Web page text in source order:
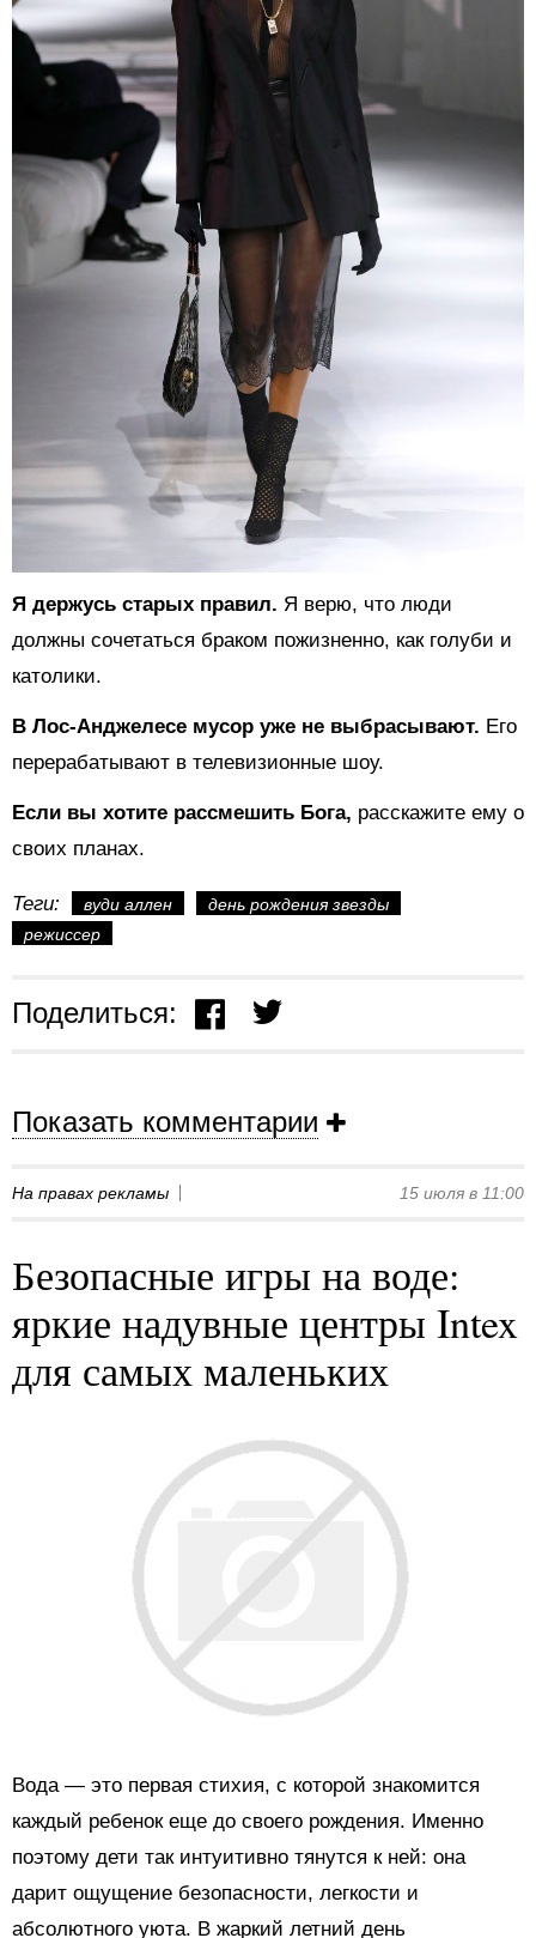
Я держусь старых правил. Я верю, что люди
должны сочетаться браком пожизненно, как голуби и
католики.
В Лос-Анджелесе мусор уже не выбрасывают. Его
перерабатывают в телевизионные шоу.
Если вы хотите рассмешить Бога, расскажите ему о
своих планах.
Теги: вуди аллен
день рождения звезды
режиссер
Поделиться:
Показать комментарии
На правах рекламы 15 июля в 11:00
Безопасные игры на воде:
яркие надувные центры Intex
для самых маленьких
Вода — это первая стихия, с которой знакомится
каждый ребенок еще до своего рождения. Именно
поэтому дети так интуитивно тянутся к ней: она
дарит ощущение безопасности, легкости и
абсолютного уюта. В жаркий летний день